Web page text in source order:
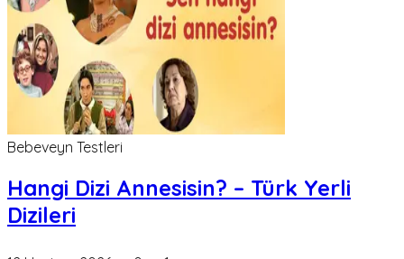
Bebeveyn Testleri
Hangi Dizi Annesisin? – Türk Yerli
Dizileri